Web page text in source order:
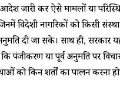
जारी कर ऐसे मामलों या
विदेशी नागरिकों को किसी
दी जा सके। साथ ही, सरकार
पंजीकरण या पूर्व अनुमति पर
को किन शर्तों का पालन करना